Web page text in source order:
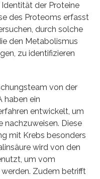
der Proteine
des Proteoms erfasst
durch solche
den Metabolismus
zu identifizieren
von der
haben ein
entwickelt, um
nachzuweisen. Diese
mit Krebs besonders
wird von den
um vom
Zudem betrifft